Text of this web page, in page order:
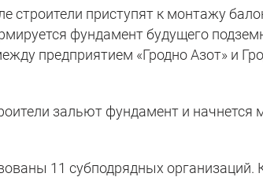
строители приступят к монтажу
фундамент будущего
предприятием «Гродно Азот» и
зальют фундамент и
11 субподрядных